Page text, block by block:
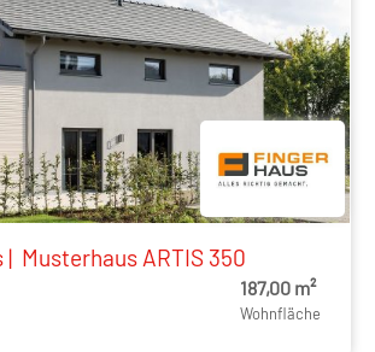
| Musterhaus ARTIS 350
187,00 m²
Wohnfläche